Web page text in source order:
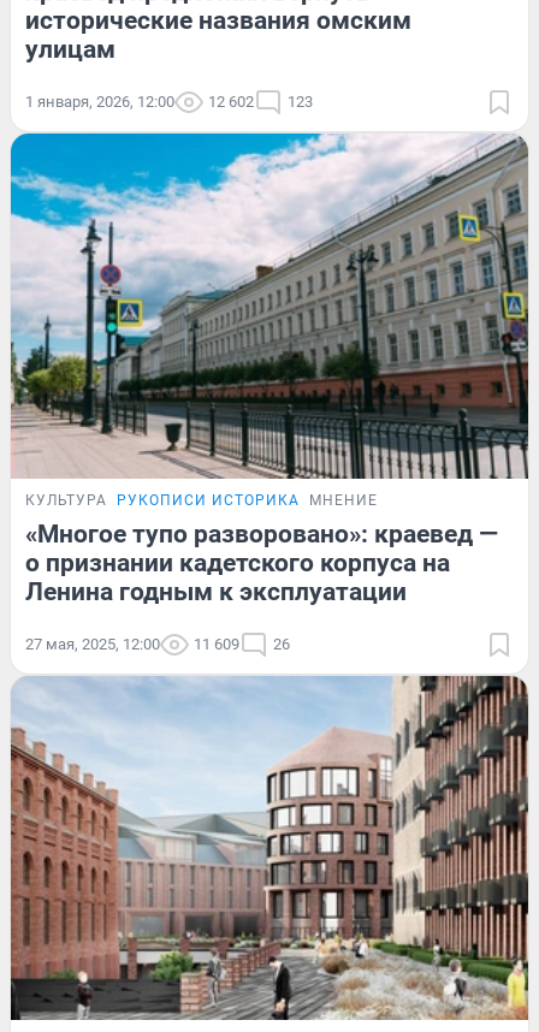
исторические названия омским
улицам
1 января, 2026, 12:00 12 602 123
КУЛЬТУРА РУКОПИСИ ИСТОРИКА МНЕНИЕ
«Многое тупо разворовано»: краевед —
о признании кадетского корпуса на
Ленина годным к эксплуатации
27 мая, 2025, 12:00 11 609 26